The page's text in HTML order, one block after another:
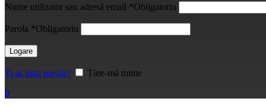
Nume utilizator sau adresă email *Obligatoriu
Parola *Obligatoriu
Logare
Ți-ai uitat parola?
Ține-mă minte
0